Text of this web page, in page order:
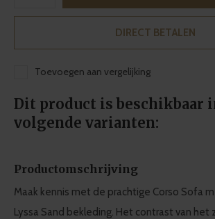
DIRECT BETALEN
Toevoegen aan vergelijking
Dit product is beschikbaar
volgende varianten:
Productomschrijving
Maak kennis met de prachtige Corso Sofa
Lyssa Sand bekleding. Het contrast van